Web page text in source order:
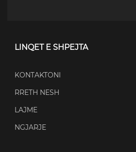
LINQET E SHPEJTA
KONTAKTONI
RRETH NESH
LAJME
NGJARJE